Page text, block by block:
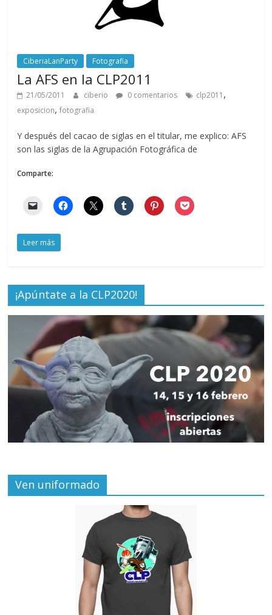
CiberiaLanParty Fotografia
La AFS en la CLP2011
21/05/2011 ciberio 0 comentarios clp2011 ,
exposicion,fotografia
Y después del cacao de siglas en el titular, me explico: AFS
son las siglas de la Agrupación Fotográfica de
Comparte:
Leer más
¡Apúntate a la CLP2020!
Ven uniformado